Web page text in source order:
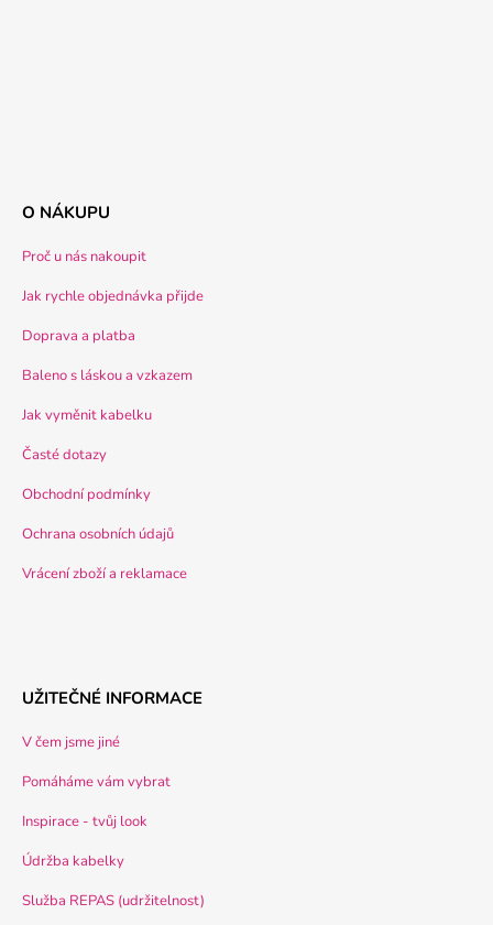
O NÁKUPU
Proč u nás nakoupit
Jak rychle objednávka přijde
Doprava a platba
Baleno s láskou a vzkazem
Jak vyměnit kabelku
Časté dotazy
Obchodní podmínky
Ochrana osobních údajů
Vrácení zboží a reklamace
UŽITEČNÉ INFORMACE
V čem jsme jiné
Pomáháme vám vybrat
Inspirace - tvůj look
Údržba kabelky
Služba REPAS (udržitelnost)